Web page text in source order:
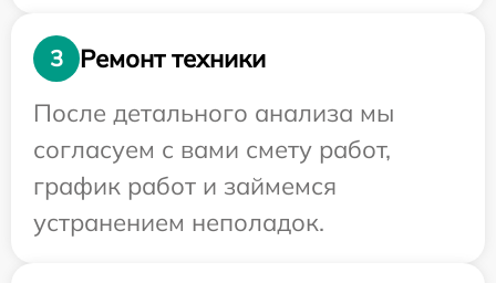
3
Ремонт техники
После детального анализа мы
согласуем с вами смету работ,
график работ и займемся
устранением неполадок.